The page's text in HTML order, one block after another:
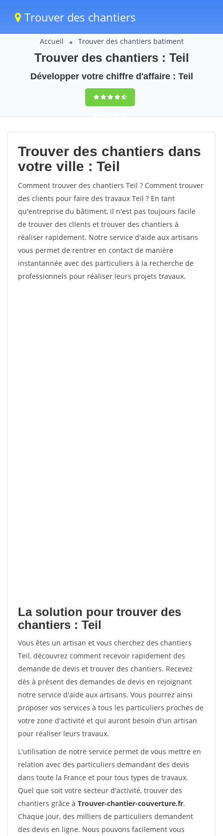
Trouver des chantiers
Accueil Trouver des chantiers batiment
Trouver des chantiers : Teil
Développer votre chiffre d'affaire : Teil
9,5(100%)37
votes
Trouver des chantiers dans
votre ville : Teil
Comment trouver des chantiers Teil ? Comment trouver
des clients pour faire des travaux Teil ? En tant
qu'entreprise du bâtiment, il n'est pas toujours facile
de trouver des clients et trouver des chantiers à
réaliser rapidement. Notre service d'aide aux artisans
vous permet de rentrer en contact de manière
instantannée avec des particuliers à la recherche de
professionnels pour réaliser leurs projets travaux.
La solution pour trouver des
chantiers : Teil
Vous êtes un artisan et vous cherchez des chantiers
Teil, découvrez comment recevoir rapidement des
demande de devis et trouver des chantiers. Recevez
dès à présent des demandes de devis en rejoignant
notre service d'aide aux artisans. Vous pourrez ainsi
proposer vos services à tous les particuliers proches de
votre zone d'activité et qui auront besoin d'un artisan
pour réaliser leurs travaux.
L'utilisation de notre service permet de vous mettre en
relation avec des particuliers demandant des devis
dans toute la France et pour tous types de travaux.
Quel que soit votre secteur d'activité, trouver des
chantiers grâce à Trouver-chantier-couverture.fr.
Chaque jour, des milliers de particuliers demandent
des devis en ligne. Nous pouvons facilement vous